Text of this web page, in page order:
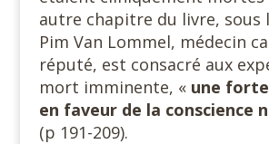
autre chapitre du livre, sous
Pim Van Lommel, médecin
réputé, est consacré aux
mort imminente, « une
en faveur de la conscience
(p 191-209).